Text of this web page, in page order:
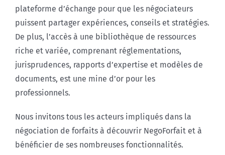
plateforme d’échange pour que les négociateurs
puissent partager expériences, conseils et stratégies.
De plus, l’accès à une bibliothèque de ressources
riche et variée, comprenant réglementations,
jurisprudences, rapports d’expertise et modèles de
documents, est une mine d’or pour les
professionnels.
Nous invitons tous les acteurs impliqués dans la
négociation de forfaits à découvrir NegoForfait et à
bénéficier de ses nombreuses fonctionnalités.